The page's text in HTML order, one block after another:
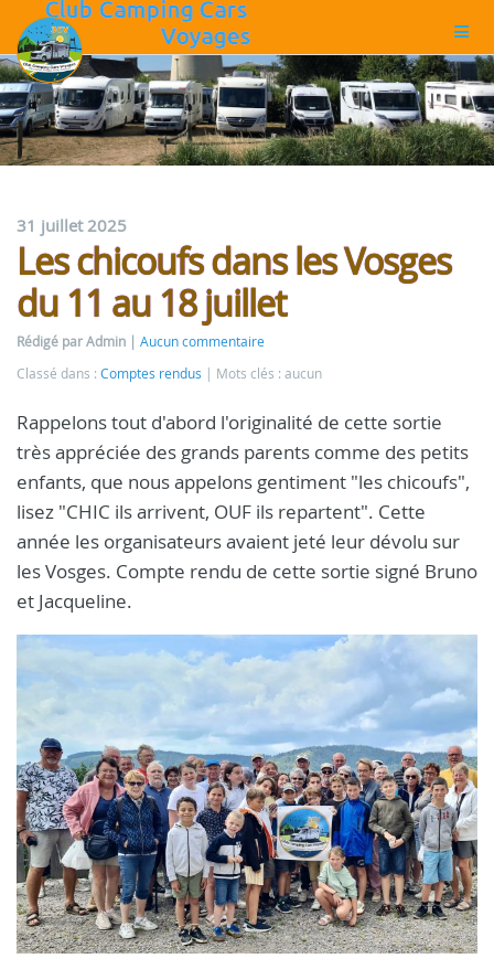
31 juillet 2025
Les chicoufs dans les Vosges
du 11 au 18 juillet
Rédigé par Admin
Aucun commentaire
Classé dans : Comptes rendus Mots clés : aucun
Rappelons tout d'abord l'originalité de cette sortie
très appréciée des grands parents comme des petits
enfants, que nous appelons gentiment "les chicoufs",
lisez "CHIC ils arrivent, OUF ils repartent". Cette
année les organisateurs avaient jeté leur dévolu sur
les Vosges. Compte rendu de cette sortie signé Bruno
et Jacqueline.